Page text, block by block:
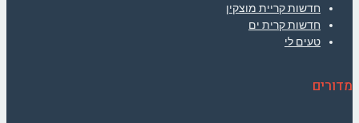
חדשות קריית מוצקין
חדשות קרית ים
טעים לי
מדורים